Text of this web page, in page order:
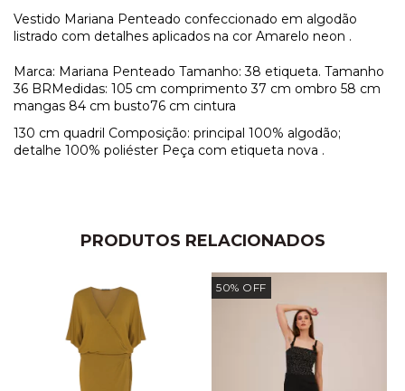
Vestido Mariana Penteado confeccionado em algodão
listrado com detalhes aplicados na cor Amarelo neon .
Marca: Mariana Penteado Tamanho: 38 etiqueta. Tamanho
36 BRMedidas: 105 cm comprimento 37 cm ombro 58 cm
mangas 84 cm busto76 cm cintura
130 cm quadril Composição: principal 100% algodão;
detalhe 100% poliéster Peça com etiqueta nova .
PRODUTOS RELACIONADOS
50% OFF